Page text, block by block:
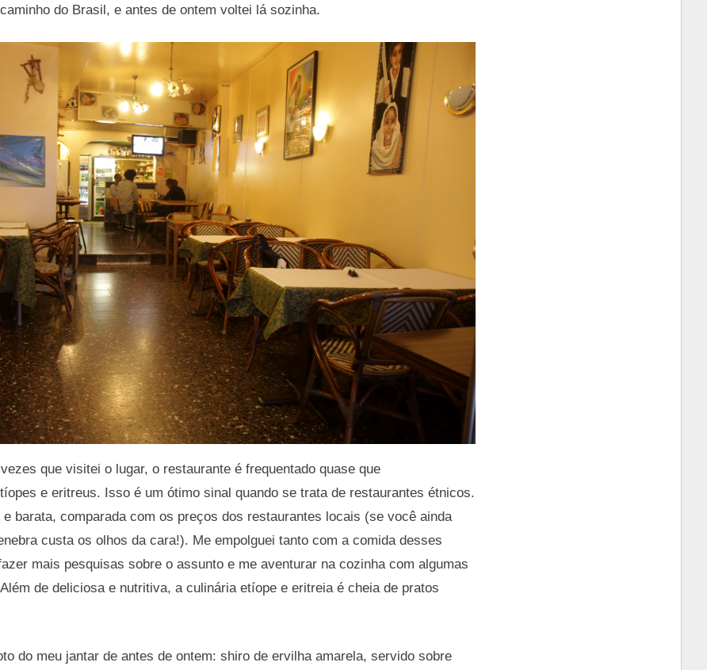
do Brasil, e antes de ontem voltei lá sozinha.
que visitei o lugar, o restaurante é frequentado quase que
e eritreus. Isso é um ótimo sinal quando se trata de restaurantes étnicos.
barata, comparada com os preços dos restaurantes locais (se você ainda
custa os olhos da cara!). Me empolguei tanto com a comida desses
mais pesquisas sobre o assunto e me aventurar na cozinha com algumas
de deliciosa e nutritiva, a culinária etíope e eritreia é cheia de pratos
do meu jantar de antes de ontem: shiro de ervilha amarela, servido sobre